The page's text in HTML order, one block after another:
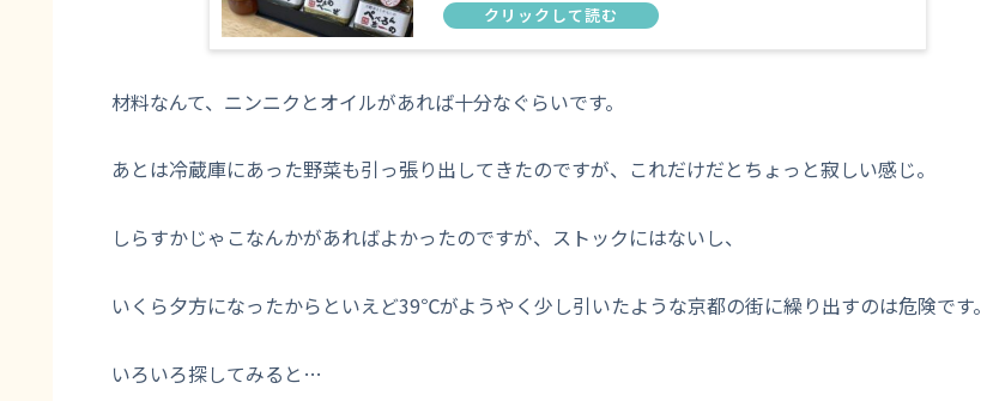
材料なんて、ニンニクとオイルがあれば十分なぐらいです。
あとは冷蔵庫にあった野菜も引っ張り出してきたのですが、これだけだとちょっと寂しい感じ。
しらすかじゃこなんかがあればよかったのですが、ストックにはないし、
いくら夕方になったからといえど39℃がようやく少し引いたような京都の街に繰り出すのは危険です。
いろいろ探してみると…